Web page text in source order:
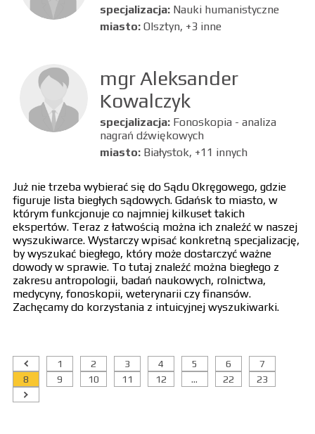
specjalizacja: Nauki humanistyczne
miasto: Olsztyn, +3 inne
mgr Aleksander
Kowalczyk
specjalizacja: Fonoskopia - analiza
nagrań dźwiękowych
miasto: Białystok, +11 innych
Już nie trzeba wybierać się do Sądu Okręgowego, gdzie
figuruje lista biegłych sądowych. Gdańsk to miasto, w
którym funkcjonuje co najmniej kilkuset takich
ekspertów. Teraz z łatwością można ich znaleźć w naszej
wyszukiwarce. Wystarczy wpisać konkretną specjalizację,
by wyszukać biegłego, który może dostarczyć ważne
dowody w sprawie. To tutaj znaleźć można biegłego z
zakresu antropologii, badań naukowych, rolnictwa,
medycyny, fonoskopii, weterynarii czy finansów.
Zachęcamy do korzystania z intuicyjnej wyszukiwarki.
1 2 3 4 5 6
7
8
9 10 11 12 ... 22 23